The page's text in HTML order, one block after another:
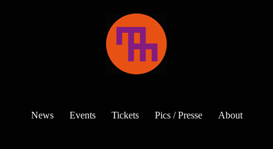
News Events Tickets Pics / Presse About